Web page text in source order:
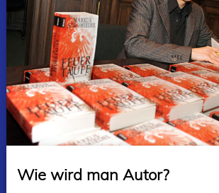
Wie wird man Autor?